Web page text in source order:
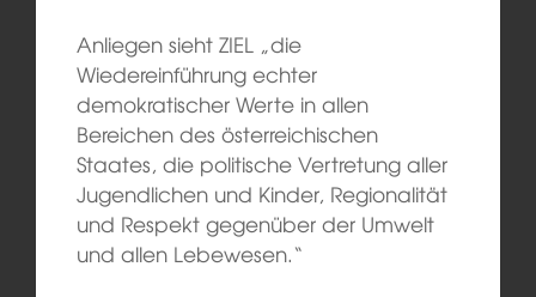
Anliegen sieht ZIEL „die
Wiedereinführung echter
demokratischer Werte in allen
Bereichen des österreichischen
Staates, die politische Vertretung aller
Jugendlichen und Kinder, Regionalität
und Respekt gegenüber der Umwelt
und allen Lebewesen.“